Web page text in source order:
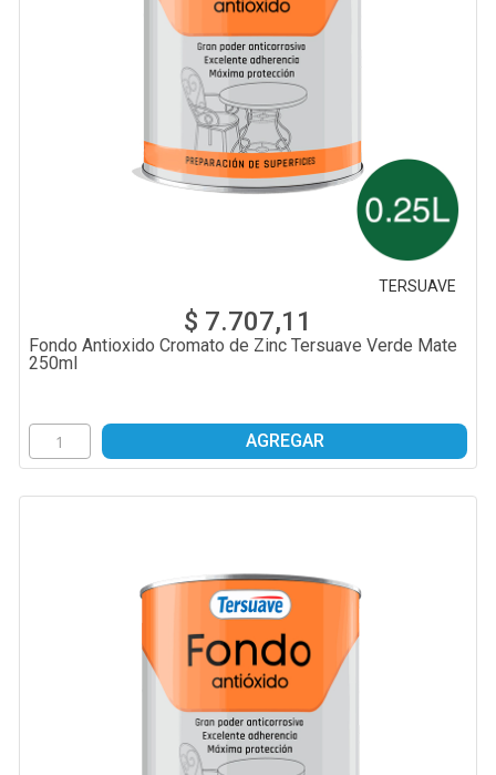
TERSUAVE
$ 7.707,11
Fondo Antioxido Cromato de Zinc Tersuave Verde Mate
250ml
AGREGAR